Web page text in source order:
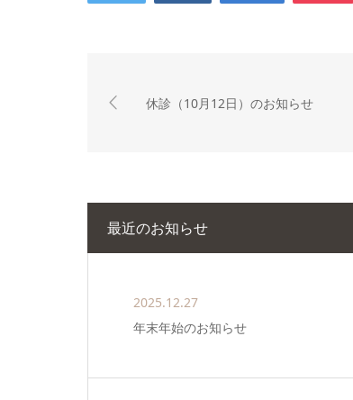
休診（10月12日）のお知らせ
最近のお知らせ
2025.12.27
年末年始のお知らせ